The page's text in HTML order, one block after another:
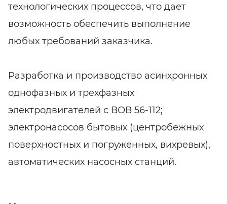
технологических процессов, что дает
возможность обеспечить выполнение
любых требований заказчика.
Разработка и производство асинхронных
однофазных и трехфазных
электродвигателей с ВОВ 56-112;
электронасосов бытовых (центробежных
поверхностных и погруженных, вихревых),
автоматических насосных станций.